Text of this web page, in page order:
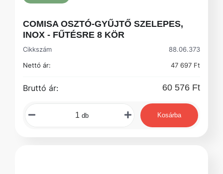
COMISA OSZTÓ-GYŰJTŐ SZELEPES,
INOX - FŰTÉSRE 8 KÖR
Cikkszám
88.06.373
Nettó ár:
47 697 Ft
Bruttó ár: 60 576 Ft
db Kosárba